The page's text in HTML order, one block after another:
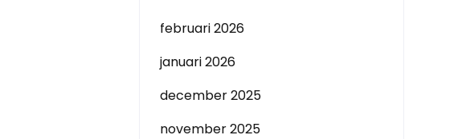
februari 2026
januari 2026
december 2025
november 2025